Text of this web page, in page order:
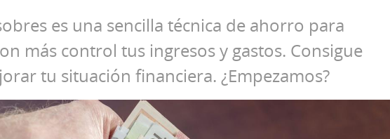
es una sencilla técnica de ahorro para
más control tus ingresos y gastos. Consigue
tu situación financiera. ¿Empezamos?